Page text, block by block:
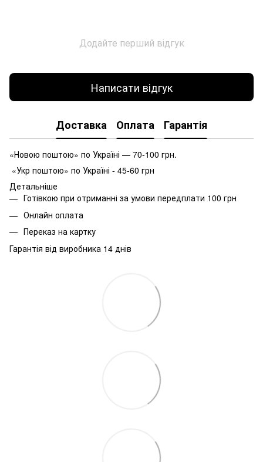
Додайте перший відгук
Написати відгук
Доставка Оплата Гарантія
«Новою поштою» по Україні — 70-100 грн.
«Укр поштою» по Україні - 45-60 грн
Детальніше
Готівкою при отриманні за умови передплати 100 грн
Онлайн оплата
Переказ на картку
Гарантія від виробника 14 днів